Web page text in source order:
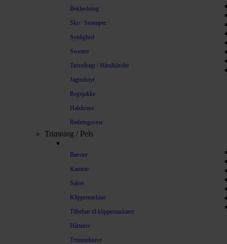
Beklædning
Sko / Strømper
Synlighed
Sweater
Tørredragt / Håndklæder
Jagtudstyr
Regnjakke
Halskrave
Redningsvest
Trimning / Pels
Børster
Kamme
Sakse
Klippemaskine
Tilbehør til klippemaskiner
Hårtørre
Trimmeknive